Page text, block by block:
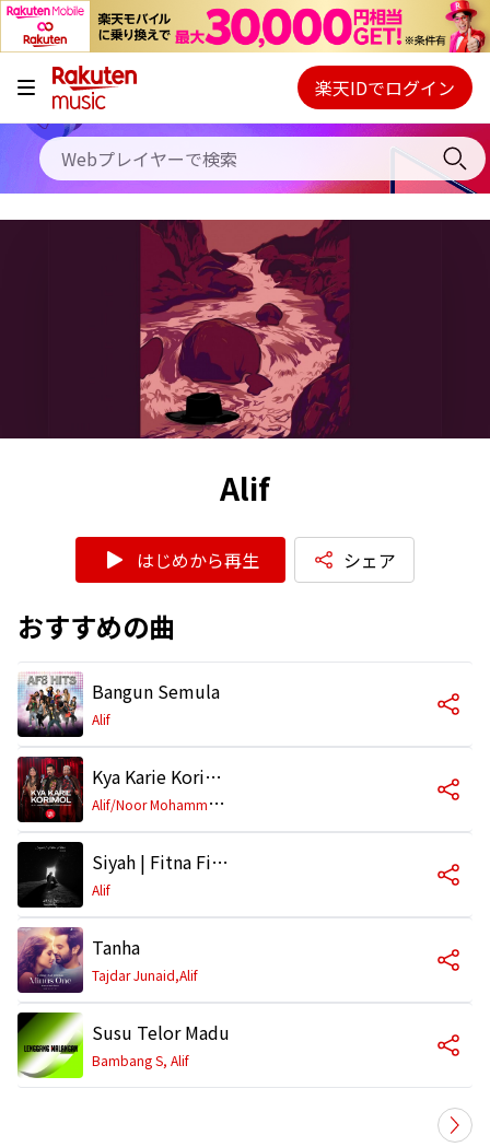
キャンペーン
料金プラン
使い方
初回30日間無料お試し
Webプレイヤー
ご契約内容の確認・変更
楽天IDでログイン
Alif
はじめから再生 シェア
おすすめの曲
Bangun Semula
Alif
Kya Karie Korimol
A
lif/Noor Mohammad/Aashima Mahajan
Siyah | Fitna Fitoor
Alif
Tanha
Tajdar Junaid,Alif
Susu Telor Madu
Bambang S, Alif